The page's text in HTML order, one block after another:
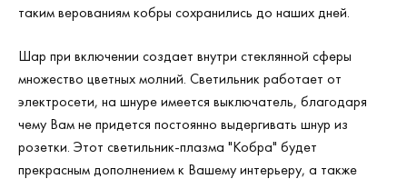
таким верованиям кобры сохранились до наших дней.
Шар при включении создает внутри стеклянной сферы
множество цветных молний. Светильник работает от
электросети, на шнуре имеется выключатель, благодаря
чему Вам не придется постоянно выдергивать шнур из
розетки. Этот светильник-плазма "Кобра" будет
прекрасным дополнением к Вашему интерьеру, а также